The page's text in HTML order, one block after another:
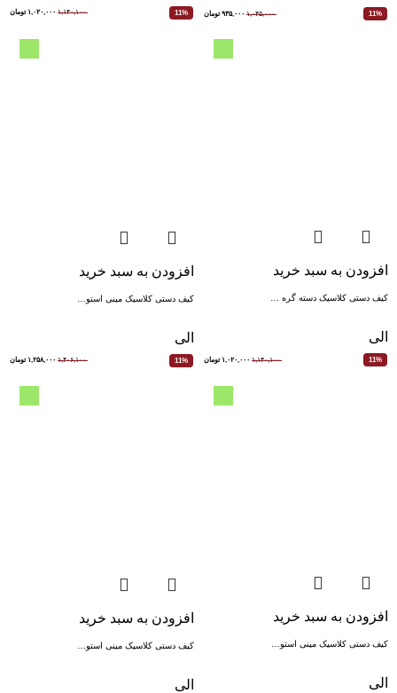
11% ۱,۰۴۵,۰۰۰ ۹۳۵,۰۰۰ تومان 11% ۱,۱۴۰,۱۰۰ ۱,۰۲۰,۰۰۰ تومان
افزودن به سبد خرید
کیف دستی کلاسیک دسته گره …
الی
11% ۱,۱۴۰,۱۰۰ ۱,۰۲۰,۰۰۰ تومان
افزودن به سبد خرید
کیف دستی کلاسیک مینی استو…
الی
11% ۱,۴۰۶,۱۰۰ ۱,۲۵۸,۰۰۰ تومان
افزودن به سبد خرید
کیف دستی کلاسیک مینی استو…
الی
افزودن به سبد خرید
کیف دستی کلاسیک مینی استو…
الی